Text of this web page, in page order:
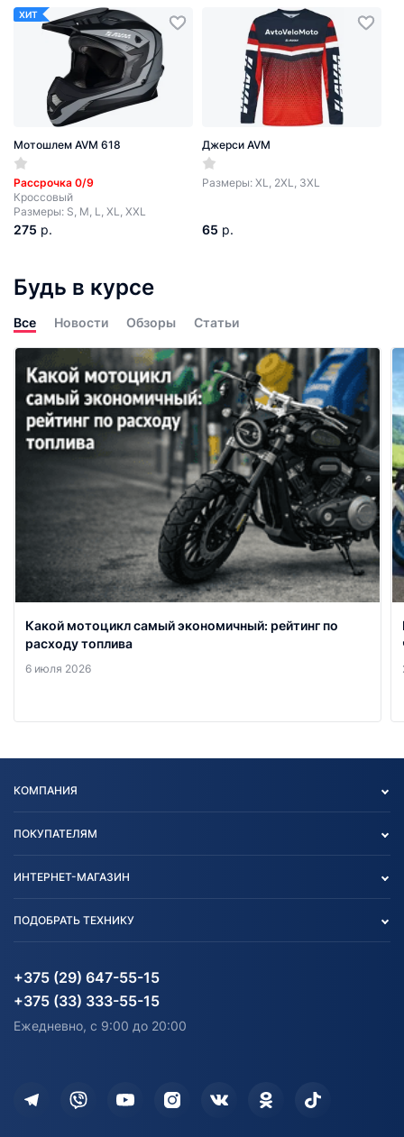
ХИТ
Мотошлем AVM 618
Рассрочка 0/9
Кроссовый
Размеры: S, M, L, XL, XXL
275 р.
Джерси AVM
Размеры: XL, 2XL, 3XL
65 р.
Будь в курсе
Все Новости Обзоры Статьи
Какой мотоцикл самый экономичный: рейтинг по
расходу топлива
6 июля 2026
КОМПАНИЯ
Блог
Карта сайта
ПОКУПАТЕЛЯМ
Согласие на обработку
Информация до получения
согласия на обработку
Дополнительные услуги
ИНТЕРНЕТ-МАГАЗИН
Агротехника
Водный транспорт
Электротранспорт
ПОДОБРАТЬ ТЕХНИКУ
Агротехника
Электротранспорт
+375 (29) 647-55-15
+375 (33) 333-55-15
Ежедневно, с 9:00 до 20:00